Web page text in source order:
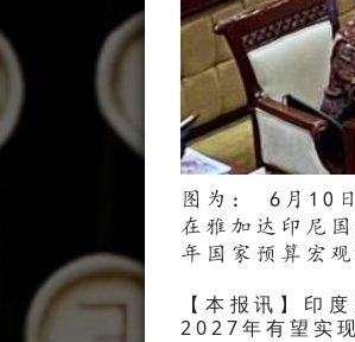
图为： 6月10
在雅加达印尼
年国家预算宏
【本报讯】印
2027年有望实